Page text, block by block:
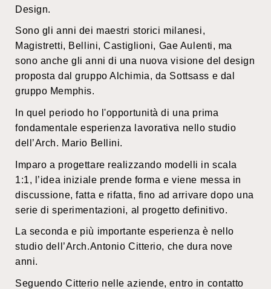
Design.
Sono gli anni dei maestri storici milanesi,
Magistretti, Bellini, Castiglioni, Gae Aulenti, ma
sono anche gli anni di una nuova visione del design
proposta dal gruppo Alchimia, da Sottsass e dal
gruppo Memphis.
In quel periodo ho l'opportunità di una prima
fondamentale esperienza lavorativa nello studio
dell’Arch. Mario Bellini.
Imparo a progettare realizzando modelli in scala
1:1, l’idea iniziale prende forma e viene messa in
discussione, fatta e rifatta, fino ad arrivare dopo una
serie di sperimentazioni, al progetto definitivo.
La seconda e più importante esperienza è nello
studio dell’Arch.Antonio Citterio, che dura nove
anni.
Seguendo Citterio nelle aziende, entro in contatto